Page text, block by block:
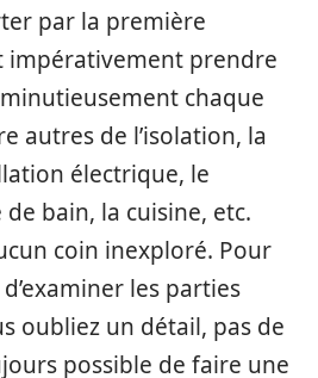
par la première
impérativement prendre
chaque
autres de l’isolation, la
électrique, le
bain, la cuisine, etc.
coin inexploré. Pour
les parties
oubliez un détail, pas de
possible de faire une